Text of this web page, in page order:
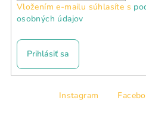
Vložením e-mailu súhlasíte s
osobných údajov
Prihlásiť sa
Instagram